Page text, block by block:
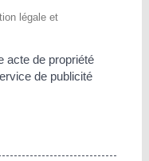
légale et
acte de propriété
de publicité